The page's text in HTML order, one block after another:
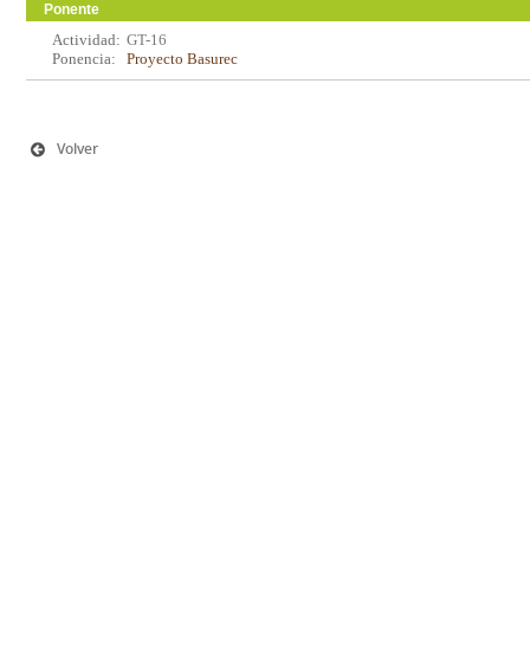
Ponente
Actividad: GT-16
Ponencia:
Proyecto Basurec
Volver